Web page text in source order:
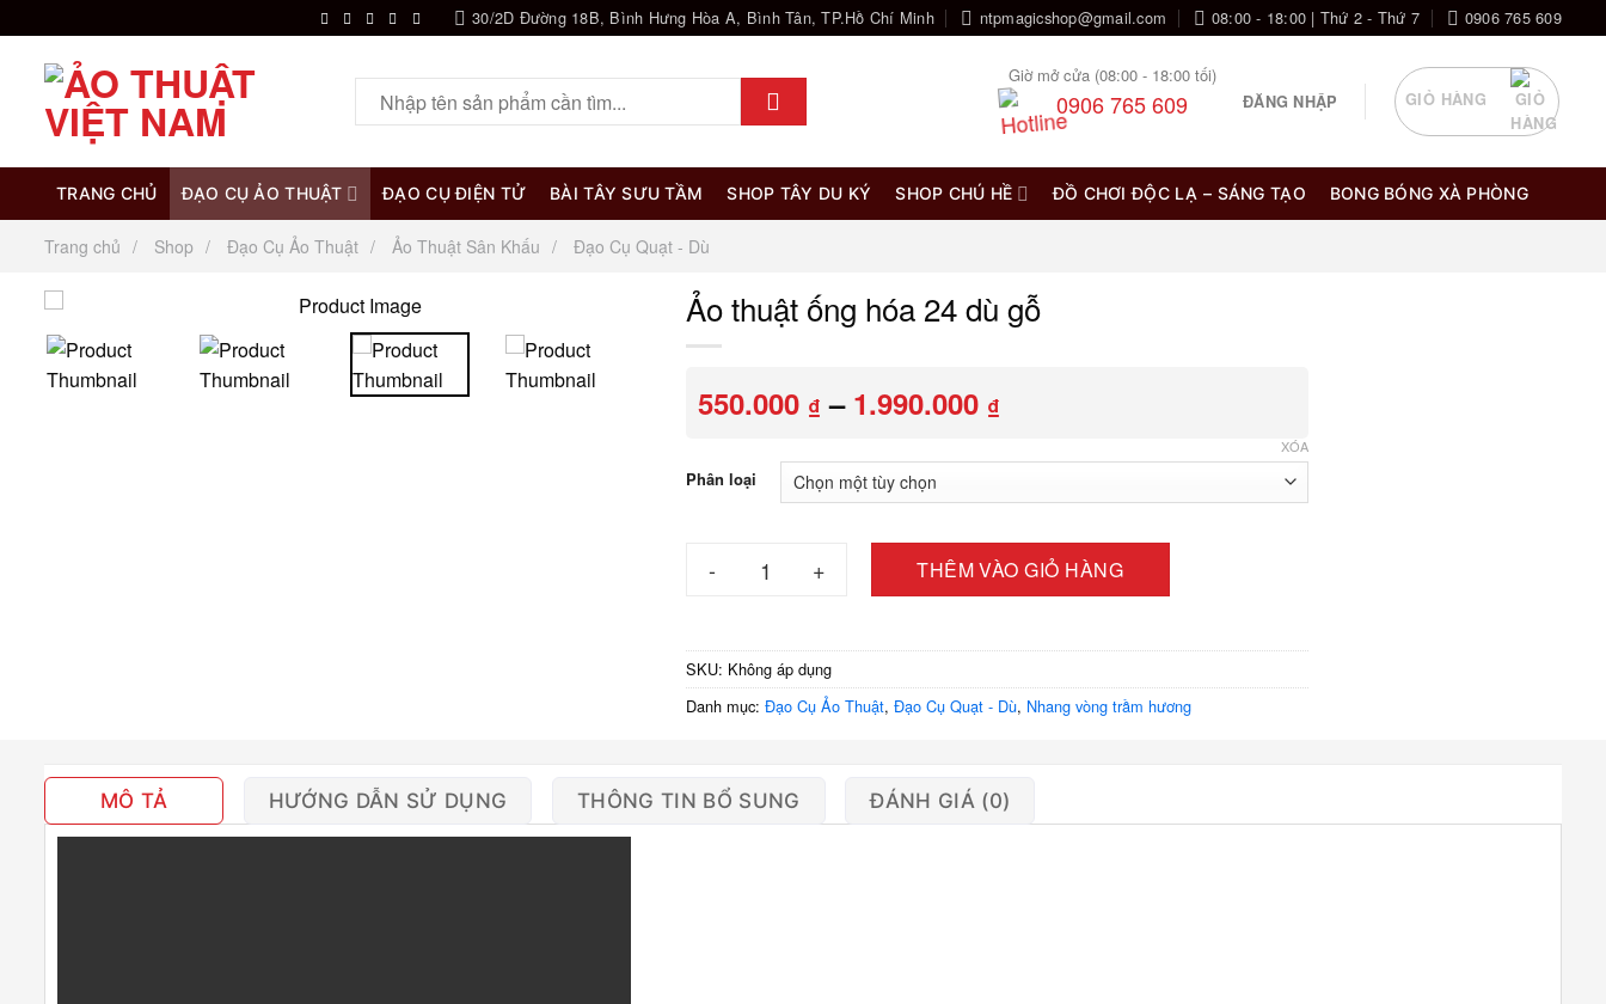
đến
30/2D Đường 18B, Bình Hưng Hòa A, Bình Tân, TP.Hồ Chí Minh ntpmagicshop@gmail.com 08:00 - 18:00 | Thứ 2 - Thứ 7 0906 765 609
kiếm:
Giờ mở cửa (08:00 - 18:00 tối)
0906 765 609 ĐĂNG NHẬP GIỎ HÀNG
TRANG CHỦ ĐẠO CỤ ẢO THUẬT ĐẠO CỤ ĐIỆN TỬ BÀI TÂY SƯU TẦM SHOP TÂY DU KÝ SHOP CHÚ HỀ ĐỒ CHƠI ĐỘC LẠ – SÁNG TẠO BONG BÓNG XÀ PHÒNG
Trang chủ Shop Đạo Cụ Ảo Thuật Ảo Thuật Sân Khấu Đạo Cụ Quạt - Dù
Ảo thuật ống hóa 24 dù gỗ
550.000 ₫ – 1.990.000 ₫Khoảng
giá:
đến
1.990.000 ₫
Phân loại
XÓA
Ảo thuật ống hóa 24 dù gỗ số lượng
THÊM VÀO GIỎ HÀNG
SKU: Không áp dụng
Danh mục: Đạo Cụ Ảo Thuật, Đạo Cụ Quạt - Dù, Nhang vòng trầm hương
MÔ TẢ HƯỚNG DẪN SỬ DỤNG THÔNG TIN BỔ SUNG ĐÁNH GIÁ (0)